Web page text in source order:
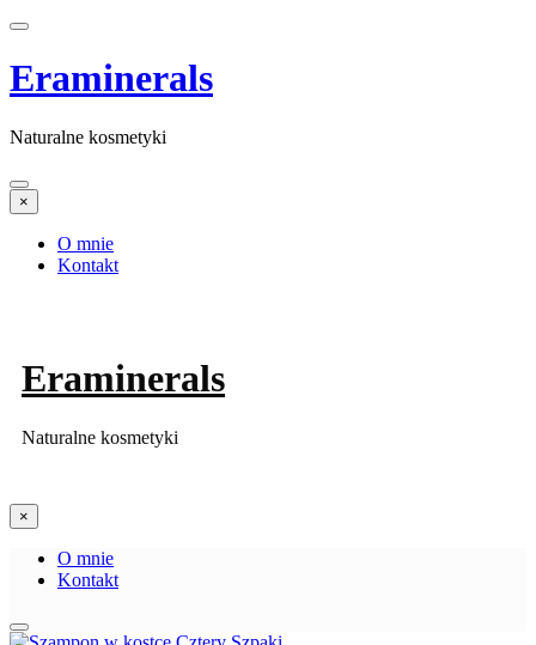
Eraminerals
Naturalne kosmetyki
×
O mnie
Kontakt
Eraminerals
Naturalne kosmetyki
×
O mnie
Kontakt